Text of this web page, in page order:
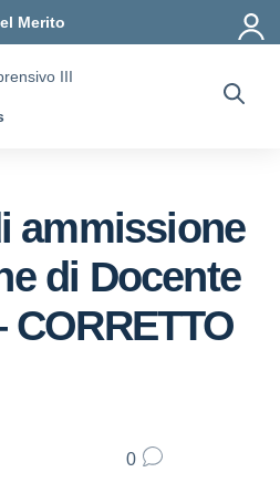
Merito
III
ammissione
di Docente
CORRETTO
0